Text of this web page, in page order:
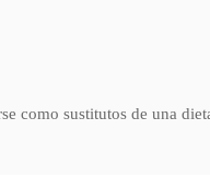
como sustitutos de una